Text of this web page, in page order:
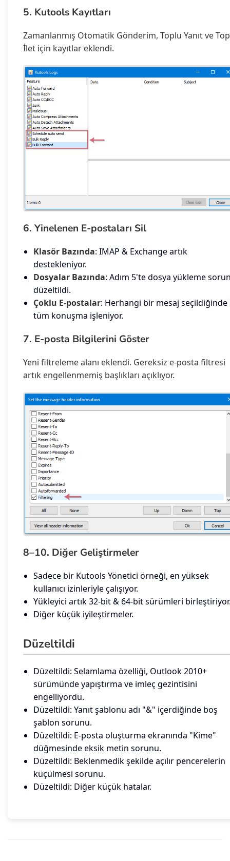
5. Kutools Kayıtları
Zamanlanmış Otomatik Gönderim, Toplu Yanıt ve
İlet için kayıtlar eklendi.
6. Yinelenen E-postaları Sil
Klasör Bazında: IMAP & Exchange artık
destekleniyor.
Dosyalar Bazında: Adım 5'te dosya yükleme
düzeltildi.
Çoklu E-postalar: Herhangi bir mesaj seçildiğinde
tüm konuşma işleniyor.
7. E-posta Bilgilerini Göster
Yeni filtreleme alanı eklendi. Gereksiz e-posta filtresi
artık engellenmemiş başlıkları açıklıyor.
8–10. Diğer Geliştirmeler
Sadece bir Kutools Yönetici örneği, en yüksek
kullanıcı izinleriyle çalışıyor.
Yükleyici artık 32-bit & 64-bit sürümleri
Diğer küçük iyileştirmeler.
Düzeltildi
Düzeltildi: Selamlama özelliği, Outlook 2010+
sürümünde yapıştırma ve imleç gezintisini
engelliyordu.
Düzeltildi: Yanıt şablonu adı "&" içerdiğinde boş
şablon sorunu.
Düzeltildi: E-posta oluşturma ekranında "Kime"
düğmesinde eksik metin sorunu.
Düzeltildi: Beklenmedik şekilde açılır pencerelerin
küçülmesi sorunu.
Düzeltildi: Diğer küçük hatalar.